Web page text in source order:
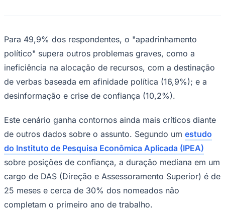
Para 49,9% dos respondentes, o "apadrinhamento
político" supera outros problemas graves, como a
ineficiência na alocação de recursos, com a destinação
de verbas baseada em afinidade política (16,9%); e a
desinformação e crise de confiança (10,2%).
Este cenário ganha contornos ainda mais críticos diante
de outros dados sobre o assunto. Segundo um estudo
do Instituto de Pesquisa Econômica Aplicada (IPEA)
sobre posições de confiança, a duração mediana em um
cargo de DAS (Direção e Assessoramento Superior) é de
25 meses e cerca de 30% dos nomeados não
completam o primeiro ano de trabalho.